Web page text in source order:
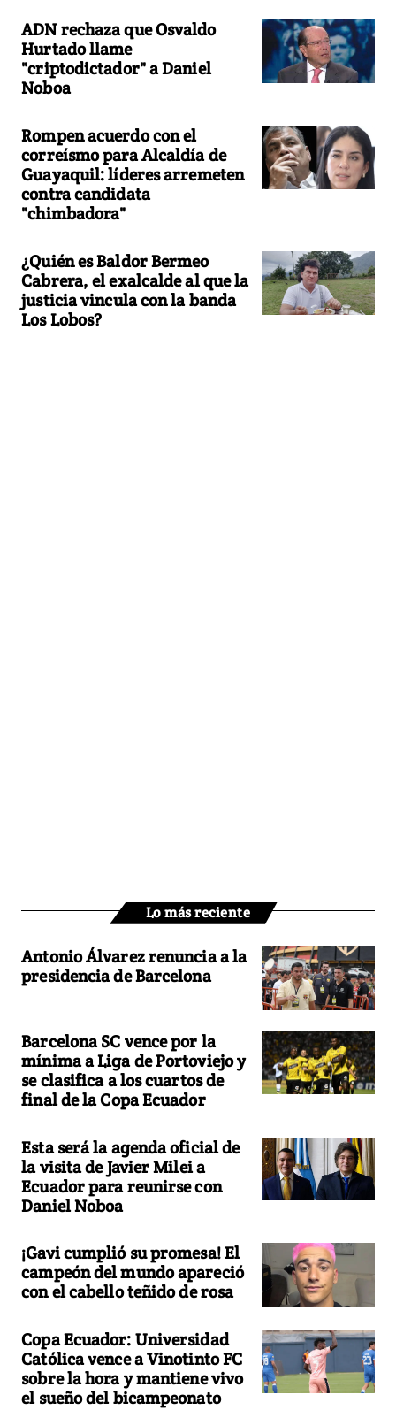
ADN rechaza que Osvaldo
Hurtado llame
"criptodictador" a Daniel
Noboa
Rompen acuerdo con el
correísmo para Alcaldía de
Guayaquil: líderes arremeten
contra candidata
"chimbadora"
¿Quién es Baldor Bermeo
Cabrera, el exalcalde al que la
justicia vincula con la banda
Los Lobos?
Lo más reciente
Antonio Álvarez renuncia a la
presidencia de Barcelona
Barcelona SC vence por la
mínima a Liga de Portoviejo y
se clasifica a los cuartos de
final de la Copa Ecuador
Esta será la agenda oficial de
la visita de Javier Milei a
Ecuador para reunirse con
Daniel Noboa
¡Gavi cumplió su promesa! El
campeón del mundo apareció
con el cabello teñido de rosa
Copa Ecuador: Universidad
Católica vence a Vinotinto FC
sobre la hora y mantiene vivo
el sueño del bicampeonato